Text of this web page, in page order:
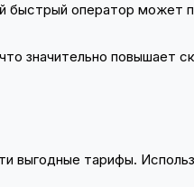
оператор может
значительно повышает
выгодные тарифы.